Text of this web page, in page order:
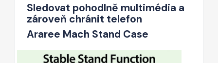
Sledovat pohodlně multimédia a
zároveň chránit telefon
Araree Mach Stand Case